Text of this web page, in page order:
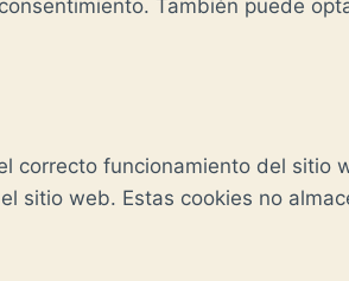
También puede
correcto funcionamiento del sitio
sitio web. Estas cookies no